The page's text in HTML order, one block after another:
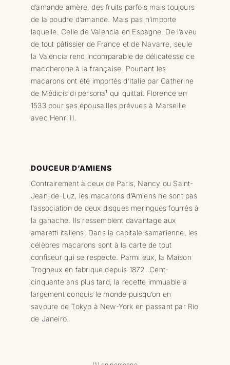
d’amande amère, des fruits parfois mais toujours
de la poudre d’amande. Mais pas n’importe
laquelle. Celle de Valencia en Espagne. De l’aveu
de tout pâtissier de France et de Navarre, seule
la Valencia rend incomparable de délicatesse ce
maccherone à la française. Pourtant les
macarons ont été importés d’Italie par Catherine
de Médicis di persona¹ qui quittait Florence en
1533 pour ses épousailles prévues à Marseille
avec Henri II.
DOUCEUR D’AMIENS
Contrairement à ceux de Paris, Nancy ou Saint-
Jean-de-Luz, les macarons d’Amiens ne sont pas
l’association de deux disques meringués fourrés à
la ganache. Ils ressemblent davantage aux
amaretti italiens. Dans la capitale samarienne, les
célèbres macarons sont à la carte de tout
confiseur qui se respecte. Parmi eux, la Maison
Trogneux en fabrique depuis 1872. Cent-
cinquante ans plus tard, la recette immuable a
largement conquis le monde puisqu’on en
savoure de Tokyo à New-York en passant par Rio
de Janeiro.